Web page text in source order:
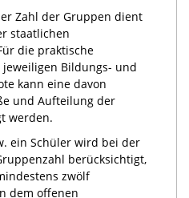
Zahl der Gruppen dient
staatlichen
die praktische
Bildungs- und
kann eine davon
und Aufteilung der
werden.
ein Schüler wird bei der
berücksichtigt,
zwölf
dem offenen